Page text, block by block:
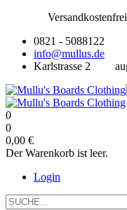
0821 - 5088122
info@mullus.de
Karlstrasse 2
0
0
0,00 €
Der Warenkorb ist leer.
Login